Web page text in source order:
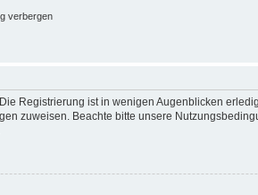
verbergen
Registrierung ist in wenigen Augenblicken
zuweisen. Beachte bitte unsere